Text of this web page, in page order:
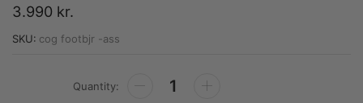
3.990 kr.
SKU: cog footbjr -ass
Alternative: